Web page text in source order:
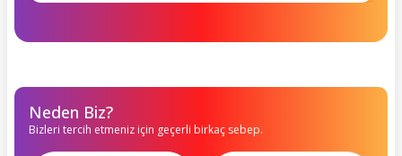
Neden Biz?
Bizleri tercih etmeniz için geçerli birkaç sebep.